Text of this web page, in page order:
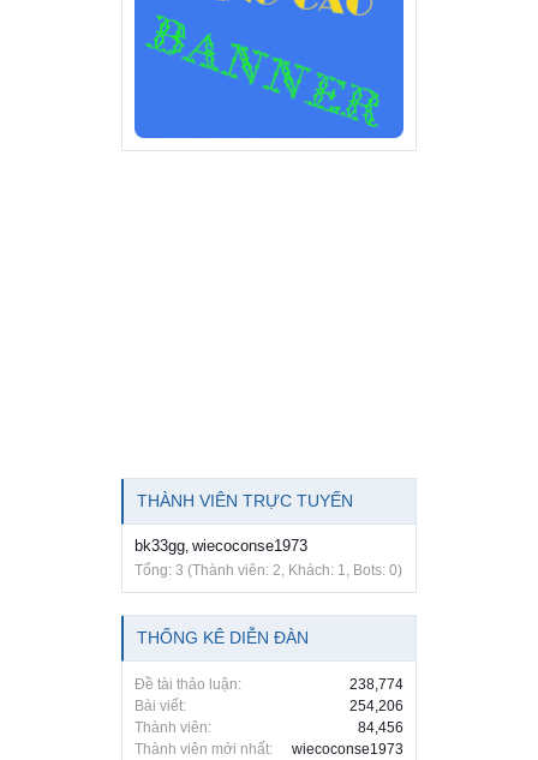
THÀNH VIÊN TRỰC TUYẾN
bk33gg, wiecoconse1973
Tổng: 3 (Thành viên: 2, Khách: 1, Bots: 0)
THỐNG KÊ DIỄN ĐÀN
Đề tài thảo luận:
238,774
Bài viết:
254,206
Thành viên:
84,456
Thành viên mới nhất:
wiecoconse1973